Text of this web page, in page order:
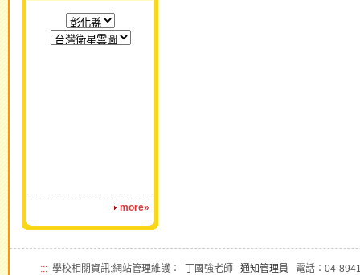
more»
::: 學校相關資訊:網站管理維護： 丁國強老師 通知管理員 電話：04-